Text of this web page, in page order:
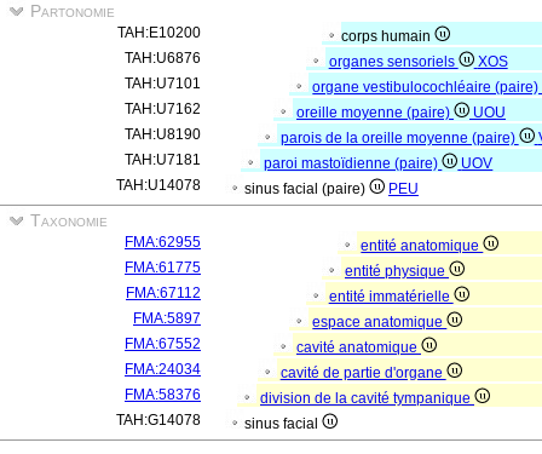
Partonomie
TAH:E10200
corps humain
TAH:U6876
organes sensoriels
XOS
TAH:U7101
organe vestibulocochléaire (paire)
TAH:U7162
oreille moyenne (paire)
UOU
TAH:U8190
parois de la oreille moyenne (paire)
TAH:U7181
paroi mastoïdienne (paire)
UOV
TAH:U14078
sinus facial (paire) PEU
Taxonomie
FMA:62955
entité anatomique
FMA:61775
entité physique
FMA:67112
entité immatérielle
FMA:5897
espace anatomique
FMA:67552
cavité anatomique
FMA:24034
cavité de partie d'organe
FMA:58376
division de la cavité tympanique
TAH:G14078
sinus facial